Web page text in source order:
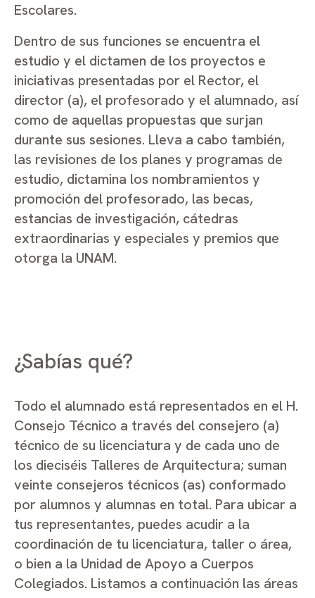
Escolares.
Dentro de sus funciones se encuentra el
estudio y el dictamen de los proyectos e
iniciativas presentadas por el Rector, el
director (a), el profesorado y el alumnado, así
como de aquellas propuestas que surjan
durante sus sesiones. Lleva a cabo también,
las revisiones de los planes y programas de
estudio, dictamina los nombramientos y
promoción del profesorado, las becas,
estancias de investigación, cátedras
extraordinarias y especiales y premios que
otorga la UNAM.
¿Sabías qué?
Todo el alumnado está representados en el H.
Consejo Técnico a través del consejero (a)
técnico de su licenciatura y de cada uno de
los dieciséis Talleres de Arquitectura; suman
veinte consejeros técnicos (as) conformado
por alumnos y alumnas en total. Para ubicar a
tus representantes, puedes acudir a la
coordinación de tu licenciatura, taller o área,
o bien a la Unidad de Apoyo a Cuerpos
Colegiados. Listamos a continuación las áreas